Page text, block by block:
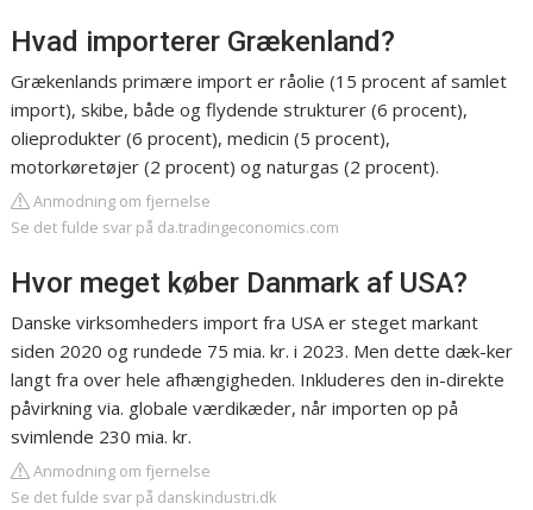
Hvad importerer Grækenland?
Grækenlands primære import er råolie (15 procent af samlet
import), skibe, både og flydende strukturer (6 procent),
olieprodukter (6 procent), medicin (5 procent),
motorkøretøjer (2 procent) og naturgas (2 procent).
Anmodning om fjernelse
Se det fulde svar på da.tradingeconomics.com
Hvor meget køber Danmark af USA?
Danske virksomheders import fra USA er steget markant
siden 2020 og rundede 75 mia. kr. i 2023. Men dette dæk-ker
langt fra over hele afhængigheden. Inkluderes den in-direkte
påvirkning via. globale værdikæder, når importen op på
svimlende 230 mia. kr.
Anmodning om fjernelse
Se det fulde svar på danskindustri.dk